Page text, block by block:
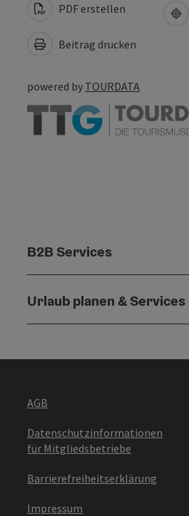
PDF erstellen
Beitrag drucken
powered by TOURDATA
B2B Services
Urlaub planen & Services
AGB
Datenschutzinformationen
für Mitgliedsbetriebe
Barrierefreiheitserklärung
Impressum